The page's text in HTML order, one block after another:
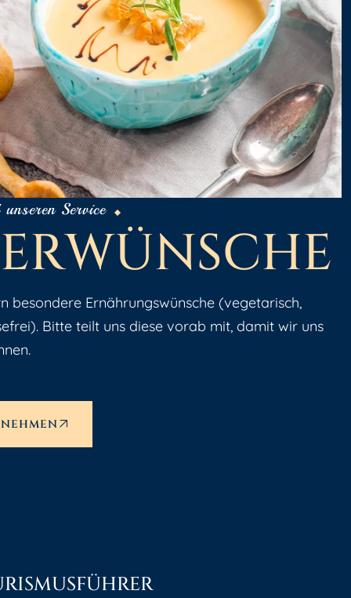
Service
ERWÜNSCHE
besondere Ernährungswünsche (vegetarisch,
Bitte teilt uns diese vorab mit, damit wir uns